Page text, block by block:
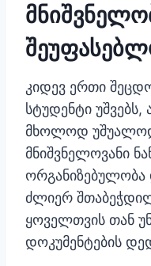
კიდევ ერთი
სტუდენტი
მხოლოდ უშუალოდ
მნიშვნელოვანი
ორგანიზებულობა
ძლიერ
ყოველთვის თან
დოკუმენტების